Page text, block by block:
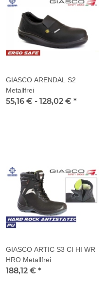
GIASCO ARENDAL S2
Metallfrei
55,16 € - 128,02 € *
GIASCO ARTIC S3 CI HI WR
HRO Metallfrei
188,12 € *